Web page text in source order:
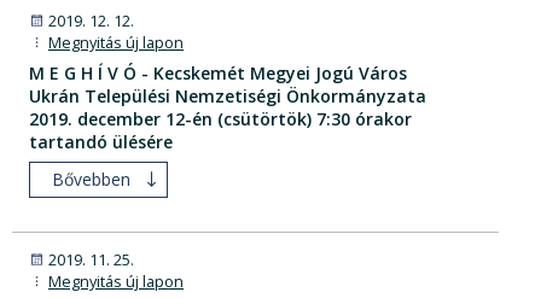
2019. 12. 12.
Megnyitás új lapon
M E G H Í V Ó - Kecskemét Megyei Jogú Város
Ukrán Települési Nemzetiségi Önkormányzata
2019. december 12-én (csütörtök) 7:30 órakor
tartandó ülésére
Bővebben
2019. 11. 25.
Megnyitás új lapon